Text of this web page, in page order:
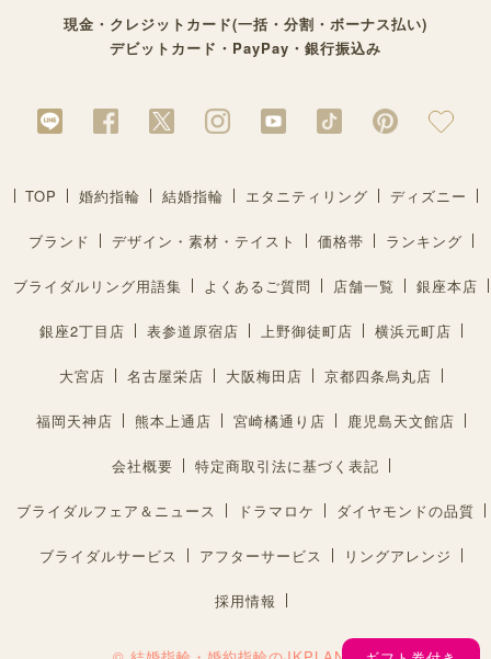
現金・クレジットカード(一括・分割・ボーナス払い)
デビットカード・PayPay・銀行振込み
TOP 婚約指輪 結婚指輪 エタニティリング ディズニー
ブランド デザイン・素材・テイスト 価格帯 ランキング
ブライダルリング用語集 よくあるご質問 店舗一覧 銀座本店
銀座2丁目店 表参道原宿店 上野御徒町店 横浜元町店
大宮店 名古屋栄店 大阪梅田店 京都四条烏丸店
福岡天神店 熊本上通店 宮崎橘通り店 鹿児島天文館店
会社概要 特定商取引法に基づく表記
ブライダルフェア＆ニュース ドラマロケ ダイヤモンドの品質
ブライダルサービス アフターサービス リングアレンジ
採用情報